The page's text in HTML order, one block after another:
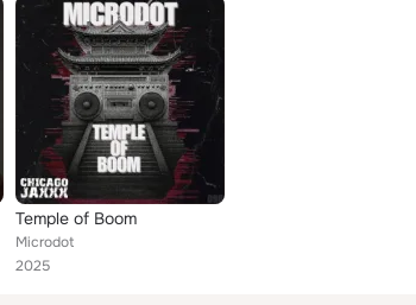
Temple of Boom
Microdot
2025